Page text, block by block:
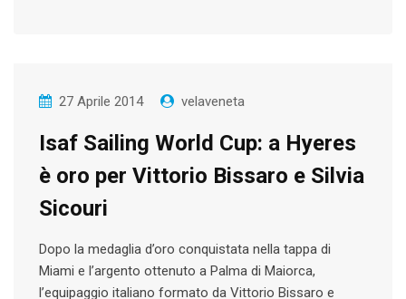
27 Aprile 2014 velaveneta
Isaf Sailing World Cup: a Hyeres
è oro per Vittorio Bissaro e Silvia
Sicouri
Dopo la medaglia d’oro conquistata nella tappa di
Miami e l’argento ottenuto a Palma di Maiorca,
l’equipaggio italiano formato da Vittorio Bissaro e